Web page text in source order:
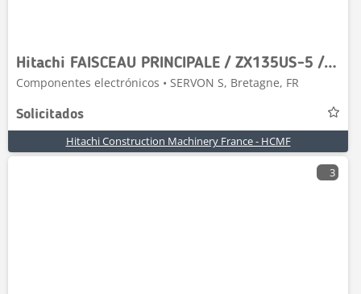
Hitachi FAISCEAU PRINCIPALE / ZX135US-5 / YA00018384
Componentes electrónicos • SERVON S, Bretagne, FR
Solicitados
Hitachi Construction Machinery France - HCMF
3